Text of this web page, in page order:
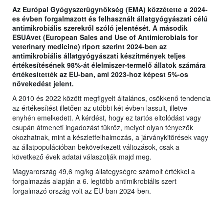
Az Európai Gyógyszerügynökség (EMA) közzétette a 2024-
es évben forgalmazott és felhasznált állatgyógyászati célú
antimikrobiális szerekről szóló jelentését. A második
ESUAvet (European Sales and Use of Antimicrobials for
veterinary medicine) riport szerint 2024-ben az
antimikrobiális állatgyógyászati készítmények teljes
értékesítésének 98%-át élelmiszer-termelő állatok számára
értékesítették az EU-ban, ami 2023-hoz képest 5%-os
növekedést jelent.
A 2010 és 2022 között megfigyelt általános, csökkenő tendencia
az értékesítést illetően az utóbbi két évben lassult, illetve
enyhén emelkedett. A kérdést, hogy ez tartós eltolódást vagy
csupán átmeneti ingadozást tükröz, melyet olyan tényezők
okozhatnak, mint a készletfelhalmozás, a járványkitörések vagy
az állatpopulációban bekövetkezett változások, csak a
következő évek adatai válaszolják majd meg.
Magyarország 49,6 mg/kg állategységre számolt értékkel a
forgalmazás alapján a 6. legtöbb antimikrobiális szert
forgalmazó ország volt az EU-ban 2024-ben.